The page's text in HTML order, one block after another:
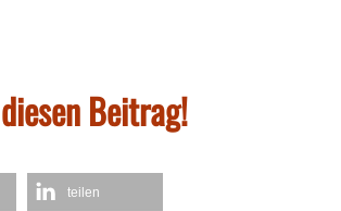
Beitrag!
teilen